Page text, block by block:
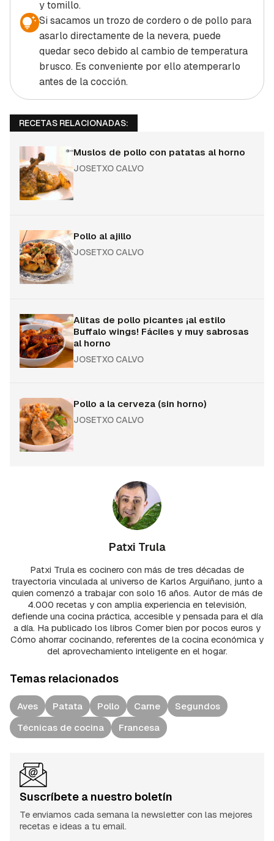
y tomillo.
Si sacamos un trozo de cordero o de pollo para
asarlo directamente de la nevera, puede
quedar seco debido al cambio de temperatura
brusco. Es conveniente por ello atemperarlo
antes de la cocción.
RECETAS RELACIONADAS:
Muslos de pollo con patatas al horno
JOSETXO CALVO
Pollo al ajillo
JOSETXO CALVO
Alitas de pollo picantes ¡al estilo
Buffalo wings! Fáciles y muy sabrosas
al horno
JOSETXO CALVO
Pollo a la cerveza (sin horno)
JOSETXO CALVO
Patxi Trula
Patxi Trula es cocinero con más de tres décadas de
trayectoria vinculada al universo de Karlos Arguiñano, junto a
quien comenzó a trabajar con solo 16 años. Autor de más de
4.000 recetas y con amplia experiencia en televisión,
defiende una cocina práctica, accesible y pensada para el día
a día. Ha publicado los libros Comer bien por pocos euros y
Cómo ahorrar cocinando, referentes de la cocina económica y
del aprovechamiento inteligente en el hogar.
Temas relacionados
Aves Patata Pollo Carne
Segundos
Técnicas de cocina
Francesa
Suscríbete a nuestro boletín
Te enviamos cada semana la newsletter con las mejores
recetas e ideas a tu email.